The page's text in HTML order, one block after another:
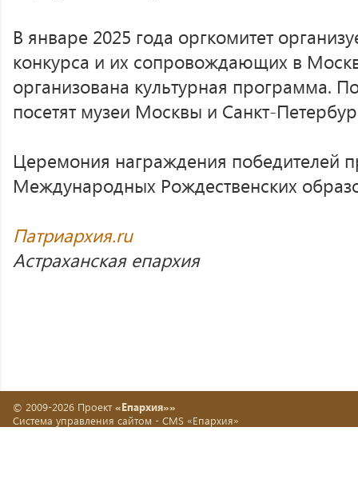
В январе 2025 года оргкомитет
конкурса и их сопровождающих в
организована культурная программа.
посетят музеи Москвы и Санкт-
Церемония награждения победителей
Международных Рождественских
Патриархия.ru
Астраханская епархия
© 2009-2026 Проект «Епархия»»
Система управления сайтом - CMS «Епархия»